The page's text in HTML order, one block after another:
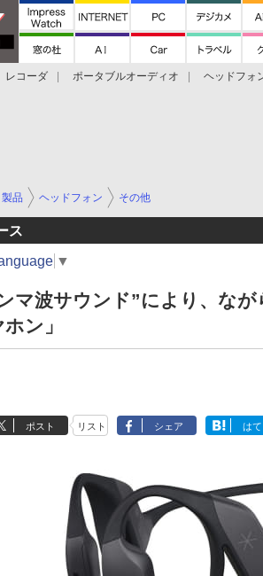
レコーダ ポータブルオーディオ ヘッドフォ
製品 ヘッドフォン その他
ス
▼
マ波サウンド”により、な
ン」
ポスト リスト シェア は